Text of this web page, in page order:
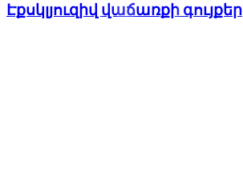
Էքսկլյուզիվ վաճառքի գույքեր